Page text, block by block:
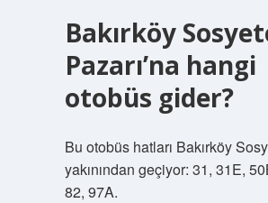
Bakırköy
Pazarı’na hangi
otobüs gider?
Bu otobüs hatları Bakırköy
yakınından geçiyor: 31, 31E,
82, 97A.